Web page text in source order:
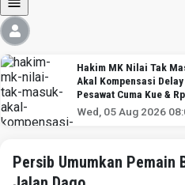
Hakim MK Nilai Tak
Akal Kompensasi Delay
Pesawat Cuma Kue &
Ribu
Wed, 05 Aug 2026
Persib Umumkan Pemain